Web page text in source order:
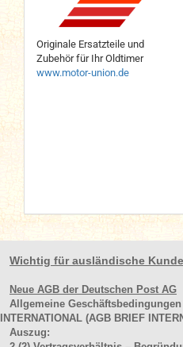
Originale Ersatzteile und
Zubehör für Ihr Oldtimer
www.motor-union.de
Wichtig für ausländische
Neue AGB der Deutschen Post AG
Allgemeine
INTERNATIONAL (AGB BRIEF
Auszug: